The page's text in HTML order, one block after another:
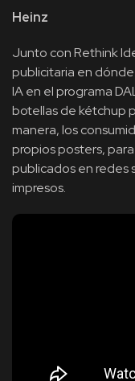
Heinz
Junto con Rethink
publicitaria en
IA en el programa
botellas de kétchup
manera, los
propios posters,
publicados en redes
impresos.